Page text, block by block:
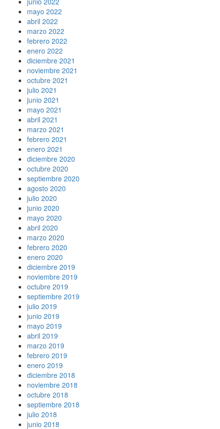
mayo 2022
abril 2022
marzo 2022
febrero 2022
enero 2022
diciembre 2021
noviembre 2021
octubre 2021
julio 2021
junio 2021
mayo 2021
abril 2021
marzo 2021
febrero 2021
enero 2021
diciembre 2020
octubre 2020
septiembre 2020
agosto 2020
julio 2020
junio 2020
mayo 2020
abril 2020
marzo 2020
febrero 2020
enero 2020
diciembre 2019
noviembre 2019
octubre 2019
septiembre 2019
julio 2019
junio 2019
mayo 2019
abril 2019
marzo 2019
febrero 2019
enero 2019
diciembre 2018
noviembre 2018
octubre 2018
septiembre 2018
julio 2018
junio 2018